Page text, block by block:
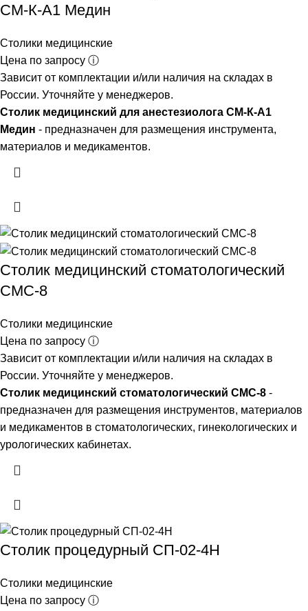
СМ-К-А1 Медин
Столики медицинские
Цена по запросу ⓘ
Зависит от комплектации и/или наличия на складах в
России. Уточняйте у менеджеров.
Столик медицинский для анестезиолога СМ-К-А1
Медин - предназначен для размещения инструмента,
материалов и медикаментов.
Столик медицинский стоматологический
СМС-8
Столики медицинские
Цена по запросу ⓘ
Зависит от комплектации и/или наличия на складах в
России. Уточняйте у менеджеров.
Столик медицинский стоматологический СМС-8 -
предназначен для размещения инструментов, материалов
и медикаментов в стоматологических, гинекологических и
урологических кабинетах.
Столик процедурный СП-02-4Н
Столики медицинские
Цена по запросу ⓘ